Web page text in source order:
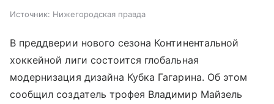
Источник: Нижегородская правда
В преддверии нового сезона Континентальной
хоккейной лиги состоится глобальная
модернизация дизайна Кубка Гагарина. Об этом
сообщил создатель трофея Владимир Майзель